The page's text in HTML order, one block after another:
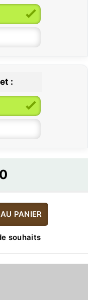
:
0
PANIER
souhaits